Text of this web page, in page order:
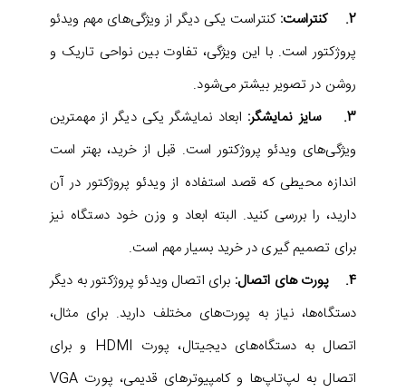
2. کنتراست:
کنتراست یکی دیگر از ویژگی‌های مهم ویدئو
پروژکتور است. با این ویژگی، تفاوت بین نواحی تاریک و
روشن در تصویر بیشتر می‌شود.
3. سایز نمایشگر:
ابعاد نمایشگر یکی دیگر از مهمترین
ویژگی‌های ویدئو پروژکتور است. قبل از خرید، بهتر است
اندازه محیطی که قصد استفاده از ویدئو پروژکتور در آن
دارید، را بررسی کنید. البته ابعاد و وزن خود دستگاه نیز
برای تصمیم گیری در خرید بسیار مهم است.
4. پورت های اتصال:
برای اتصال ویدئو پروژکتور به دیگر
دستگاه‌ها، نیاز به پورت‌های مختلف دارید. برای مثال،
اتصال به دستگاه‌های دیجیتال، پورت HDMI و برای
اتصال به لپ‌تاپ‌ها و کامپیوترهای قدیمی، پورت VGA